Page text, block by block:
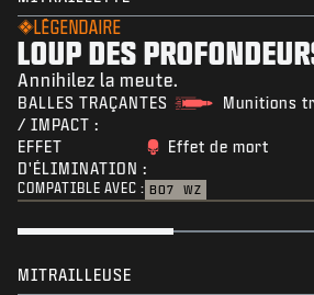
LÉGENDAIRE
LOUP DES
Annihilez la meute.
BALLES TRAÇANTES
/ IMPACT :
Munitions
EFFET
D'ÉLIMINATION :
Effet de mort
COMPATIBLE AVEC : BO7 WZ
MITRAILLEUSE